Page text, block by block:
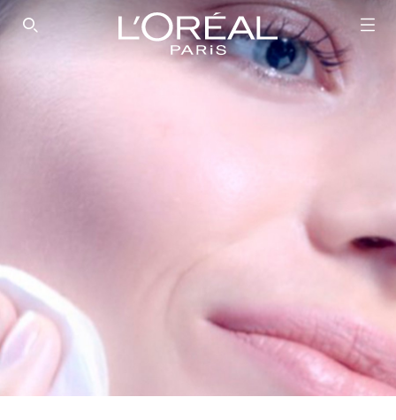
SEARCH THIS SITE